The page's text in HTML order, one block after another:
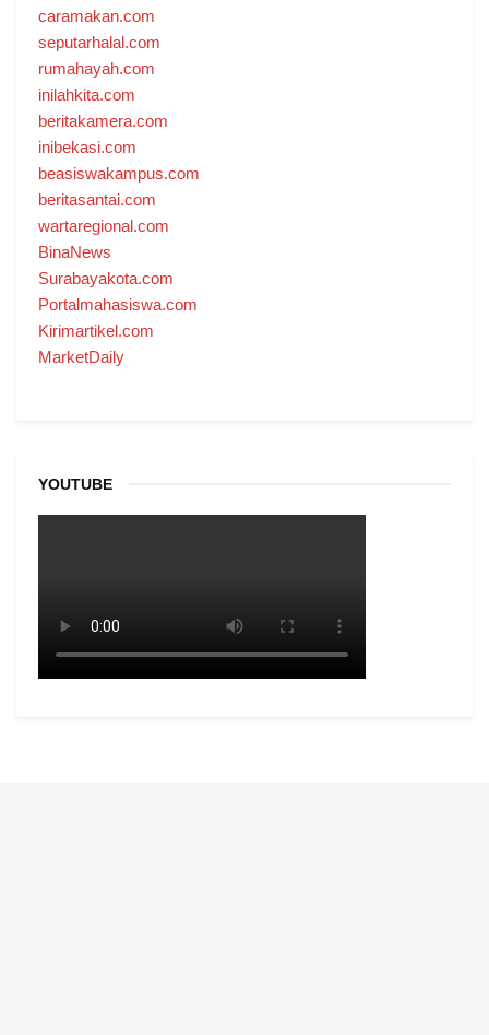
caramakan.com
seputarhalal.com
rumahayah.com
inilahkita.com
beritakamera.com
inibekasi.com
beasiswakampus.com
beritasantai.com
wartaregional.com
BinaNews
Surabayakota.com
Portalmahasiswa.com
Kirimartikel.com
MarketDaily
YOUTUBE